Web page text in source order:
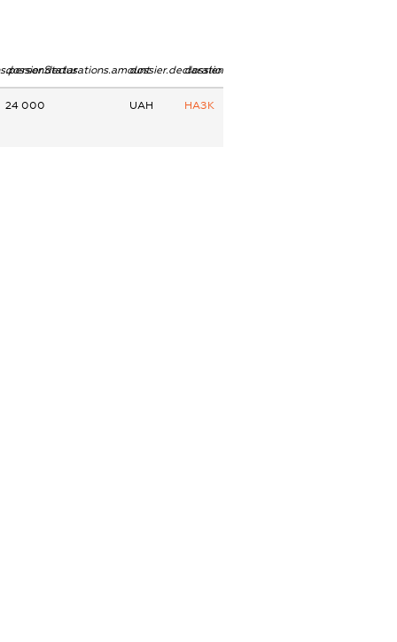
dossier.declarations.amountdossier.declarations.currency
dossier.declarations.source
24 000 UAH НАЗК